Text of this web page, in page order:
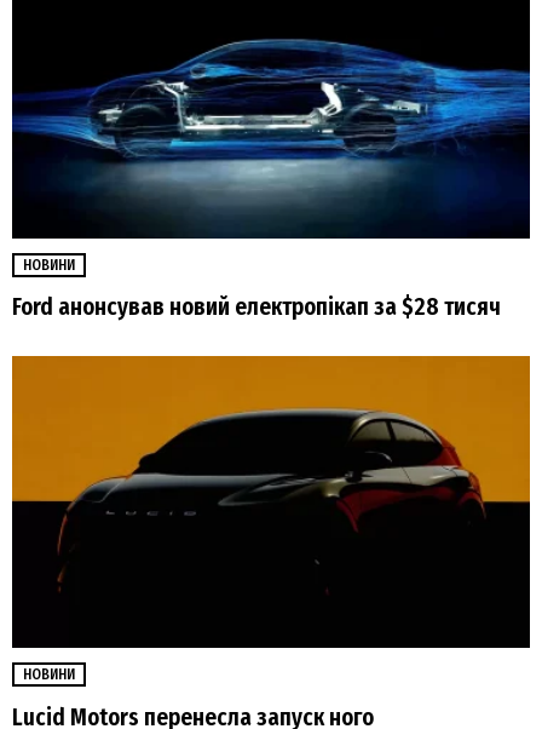
НОВИНИ
Ford анонсував новий електропікап за $28 тисяч
НОВИНИ
Lucid Motors перенесла запуск ного